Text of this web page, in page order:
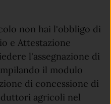
non hai l'obbligo di
e Attestazione
l'assegnazione di
il modulo
di concessione di
agricoli nel